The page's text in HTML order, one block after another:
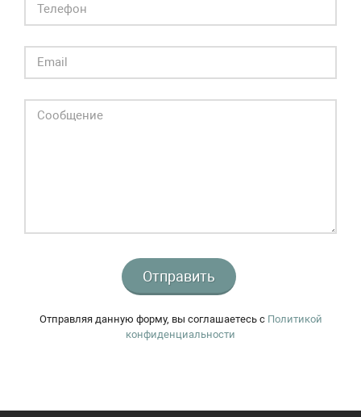
Отправить
Отправляя данную форму, вы соглашаетесь c Политикой
конфиденциальности